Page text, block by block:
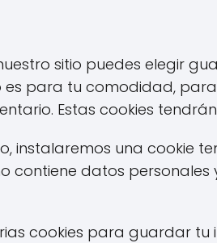
sitio puedes elegir
es para tu comodidad,
Estas cookies
instalaremos una cookie
contiene datos personales
cookies para guardar tu